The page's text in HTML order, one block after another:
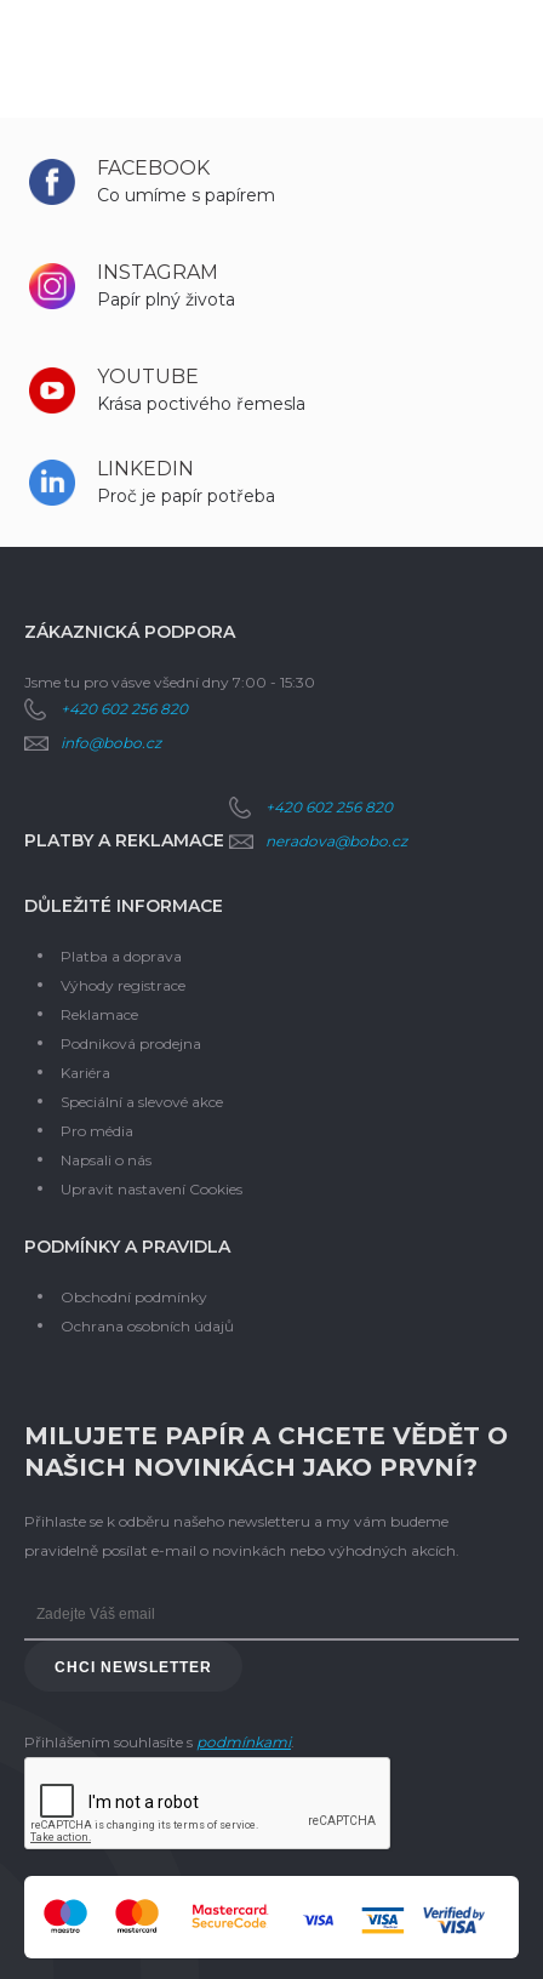
FACEBOOK
Co umíme s papírem
INSTAGRAM
Papír plný života
YOUTUBE
Krása poctivého řemesla
LINKEDIN
Proč je papír potřeba
ZÁKAZNICKÁ PODPORA
Jsme tu pro vásve všední dny 7:00 - 15:30
+420 602 256 820
info@bobo.cz
PLATBY A REKLAMACE
+420 602 256 820
neradova@bobo.cz
DŮLEŽITÉ INFORMACE
Platba a doprava
Výhody registrace
Reklamace
Podniková prodejna
Kariéra
Speciální a slevové akce
Pro média
Napsali o nás
Upravit nastavení Cookies
PODMÍNKY A PRAVIDLA
Obchodní podmínky
Ochrana osobních údajů
MILUJETE PAPÍR A CHCETE VĚDĚT O
NAŠICH NOVINKÁCH JAKO PRVNÍ?
Přihlaste se k odběru našeho newsletteru a my vám budeme
pravidelně posílat e-mail o novinkách nebo výhodných akcích.
CHCI NEWSLETTER
Přihlášením souhlasíte s podmínkami.